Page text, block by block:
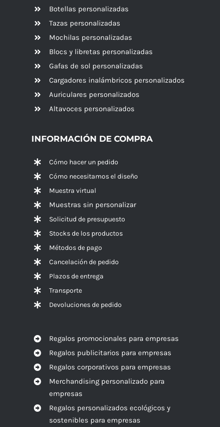
Botellas personalizadas
Tazas personalizadas
Mochilas personalizadas
Blocs y libretas personalizadas
Gafas de sol personalizadas
Cargadores inalámbricos personalizados
Auriculares personalizados
Altavoces personalizados
INFORMACIÓN DE COMPRA
Cómo hacer un pedido
Cómo necesitamos el diseño
Muestra virtual
Muestras sin personalizar
Solicitud de presupuesto
Stocks de los productos
Métodos de pago
Cancelación de pedido
Plazos de entrega
Transporte
Devoluciones de pedido
Regalos promocionales para empresas
Regalos publicitarios para empresas
Regalos corporativos para empresas
Merchandising personalizado para
empresas
Regalos personalizados ecológicos y
sostenibles para empresas